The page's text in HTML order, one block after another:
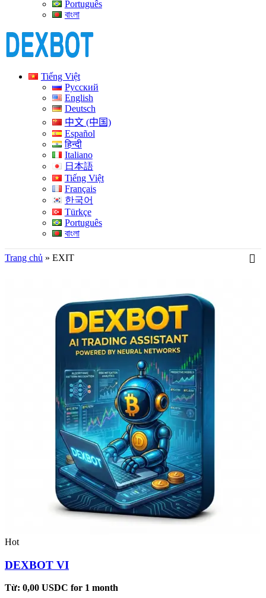
Português
বাংলা
Tiếng Việt
Русский
English
Deutsch
中文 (中国)
Español
हिन्दी
Italiano
日本語
Tiếng Việt
Français
한국어
Türkçe
Português
বাংলা
Trang chủ » EXIT
Hot
DEXBOT VI
Từ: 0,00 USDC for 1 month